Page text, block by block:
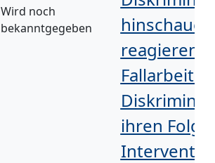
Wird noch
bekanntgegeben
reagieren
Fallarbeit
ihren